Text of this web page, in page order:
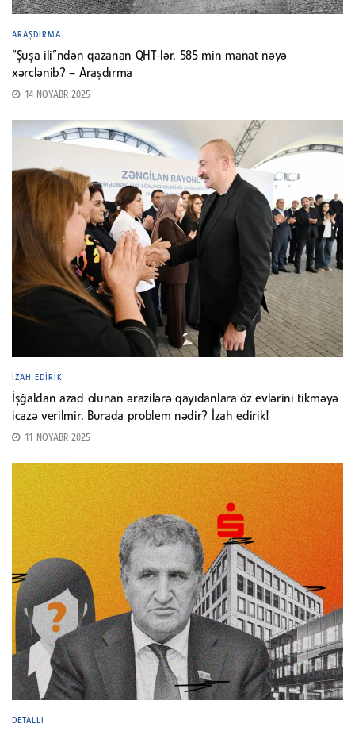
ARAŞDIRMA
“Şuşa ili”ndən qazanan QHT-lər. 585 min manat nəyə
xərclənib? – Araşdırma
14 NOYABR 2025
İZAH EDIRIK
İşğaldan azad olunan ərazilərə qayıdanlara öz evlərini tikməyə
icazə verilmir. Burada problem nədir? İzah edirik!
11 NOYABR 2025
DETALLI